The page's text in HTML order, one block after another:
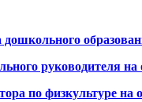
дошкольного
руководителя
по физкультуре